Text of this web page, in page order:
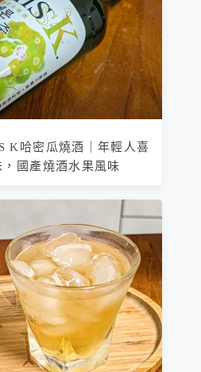
K哈密瓜燒酒｜年輕人喜
國產燒酒水果風味